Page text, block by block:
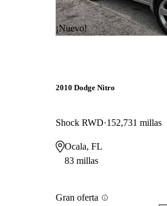
¡Nuevo!
2010 Dodge Nitro
Shock RWD 152,731 millas
Ocala, FL
83 millas
Gran oferta